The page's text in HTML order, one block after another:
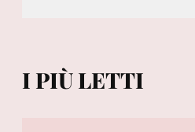
I PIÙ LETTI